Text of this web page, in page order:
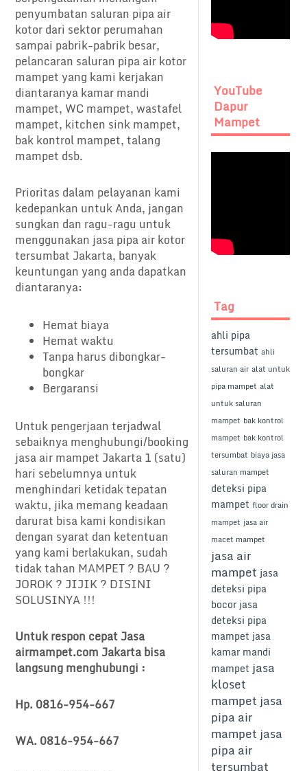
penyumbatan saluran pipa air
kotor dari sektor perumahan
sampai pabrik-pabrik besar,
pelancaran saluran pipa air kotor
mampet yang kami kerjakan
diantaranya kamar mandi
mampet, WC mampet, wastafel
mampet, kitchen sink mampet,
bak kontrol mampet, talang
mampet dsb.
Prioritas dalam pelayanan kami
kedepankan untuk Anda, jangan
sungkan dan ragu-ragu untuk
menggunakan jasa pipa air kotor
tersumbat Jakarta, banyak
keuntungan yang anda dapatkan
diantaranya:
Hemat biaya
Hemat waktu
Tanpa harus dibongkar-
bongkar
Bergaransi
Untuk pengerjaan terjadwal
sebaiknya menghubungi/booking
jasa air mampet Jakarta 1 (satu)
hari sebelumnya untuk
menghindari ketidak tepatan
waktu, jika memang keadaan
darurat bisa kami kondisikan
dengan syarat dan ketentuan
yang kami berlakukan, sudah
tidak tahan MAMPET ? BAU ?
JOROK ? JIJIK ? DISINI
SOLUSINYA !!!
Untuk respon cepat Jasa
airmampet.com Jakarta bisa
langsung menghubungi :
Hp. 0816-954-667
WA. 0816-954-667
YouTube
Dapur
Mampet
Tag
ahli pipa
tersumbat ahli
saluran air alat untuk
pipa mampet alat
untuk saluran
mampet bak kontrol
mampet bak kontrol
tersumbat biaya jasa
saluran mampet
deteksi pipa
mampet floor drain
mampet jasa air
macet mampet
jasa air
mampet jasa
deteksi pipa
bocor jasa
deteksi pipa
mampet jasa
kamar mandi
mampet jasa
kloset
mampet jasa
pipa air
mampet jasa
pipa air
tersumbat